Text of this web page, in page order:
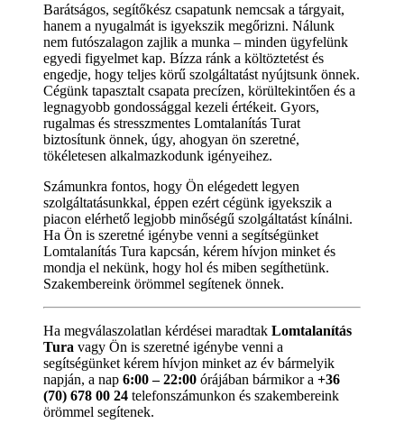
Barátságos, segítőkész csapatunk nemcsak a tárgyait,
hanem a nyugalmát is igyekszik megőrizni. Nálunk
nem futószalagon zajlik a munka – minden ügyfelünk
egyedi figyelmet kap. Bízza ránk a költöztetést és
engedje, hogy teljes körű szolgáltatást nyújtsunk önnek.
Cégünk tapasztalt csapata precízen, körültekintően és a
legnagyobb gondossággal kezeli értékeit. Gyors,
rugalmas és stresszmentes Lomtalanítás Turat
biztosítunk önnek, úgy, ahogyan ön szeretné,
tökéletesen alkalmazkodunk igényeihez.
Számunkra fontos, hogy Ön elégedett legyen
szolgáltatásunkkal, éppen ezért cégünk igyekszik a
piacon elérhető legjobb minőségű szolgáltatást kínálni.
Ha Ön is szeretné igénybe venni a segítségünket
Lomtalanítás Tura kapcsán, kérem hívjon minket és
mondja el nekünk, hogy hol és miben segíthetünk.
Szakembereink örömmel segítenek önnek.
Ha megválaszolatlan kérdései maradtak Lomtalanítás
Tura vagy Ön is szeretné igénybe venni a
segítségünket kérem hívjon minket az év bármelyik
napján, a nap 6:00 – 22:00 órájában bármikor a +36
(70) 678 00 24 telefonszámunkon és szakembereink
örömmel segítenek.